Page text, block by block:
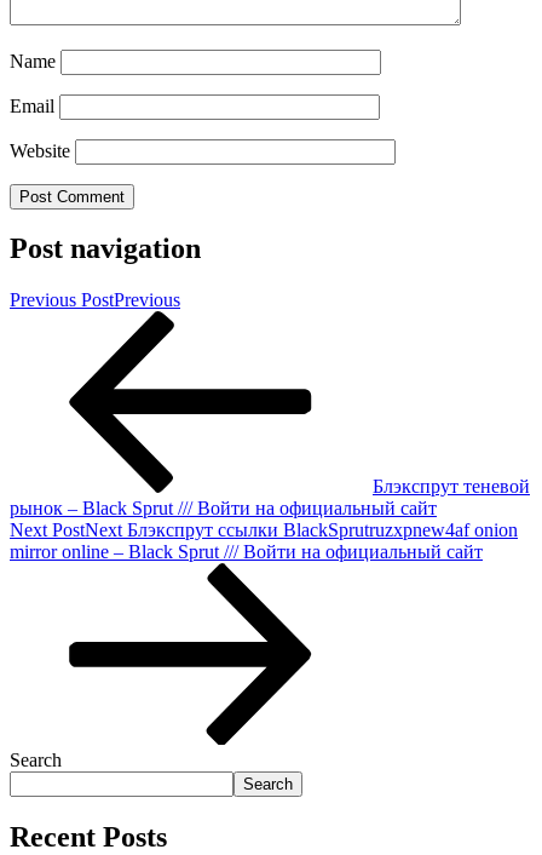
Name
Email
Website
Post navigation
Previous PostPrevious
Блэкспрут теневой
рынок – Black Sprut /// Войти на официальный сайт
Next PostNext Блэкспрут ссылки BlackSprutruzxpnew4af onion
mirror online – Black Sprut /// Войти на официальный сайт
Search
Search
Recent Posts